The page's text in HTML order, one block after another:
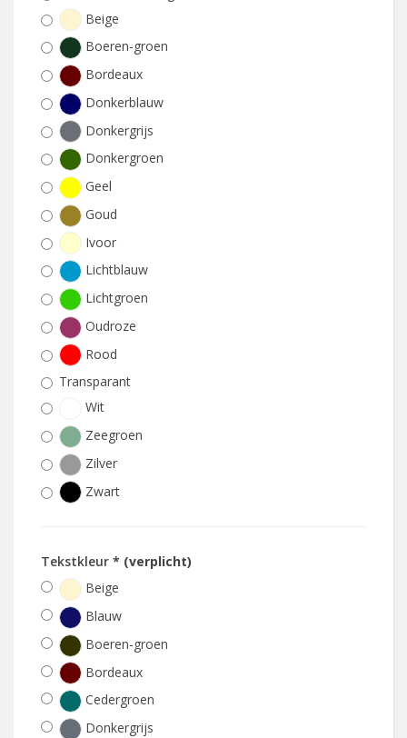
Beige
Boeren-groen
Bordeaux
Donkerblauw
Donkergrijs
Donkergroen
Geel
Goud
Ivoor
Lichtblauw
Lichtgroen
Oudroze
Rood
Transparant
Wit
Zeegroen
Zilver
Zwart
Tekstkleur * (verplicht)
Beige
Blauw
Boeren-groen
Bordeaux
Cedergroen
Donkergrijs